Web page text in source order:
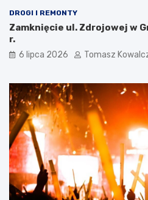
DROGI I REMONTY
Zamknięcie ul. Zdrojowej w
r.
6 lipca 2026 Tomasz